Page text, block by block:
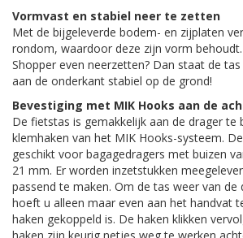
Vormvast en stabiel neer te zetten
Met de bijgeleverde bodem- en zijplaten
rondom, waardoor deze zijn vorm
Shopper even neerzetten? Dan staat de
aan de onderkant stabiel op de grond!
Bevestiging met MIK Hooks aan de
De fietstas is gemakkelijk aan de drager te
klemhaken van het MIK Hooks-systeem.
geschikt voor bagagedragers met buizen
21 mm. Er worden inzetstukken
passend te maken. Om de tas weer van de
hoeft u alleen maar even aan het handvat
haken gekoppeld is. De haken klikken